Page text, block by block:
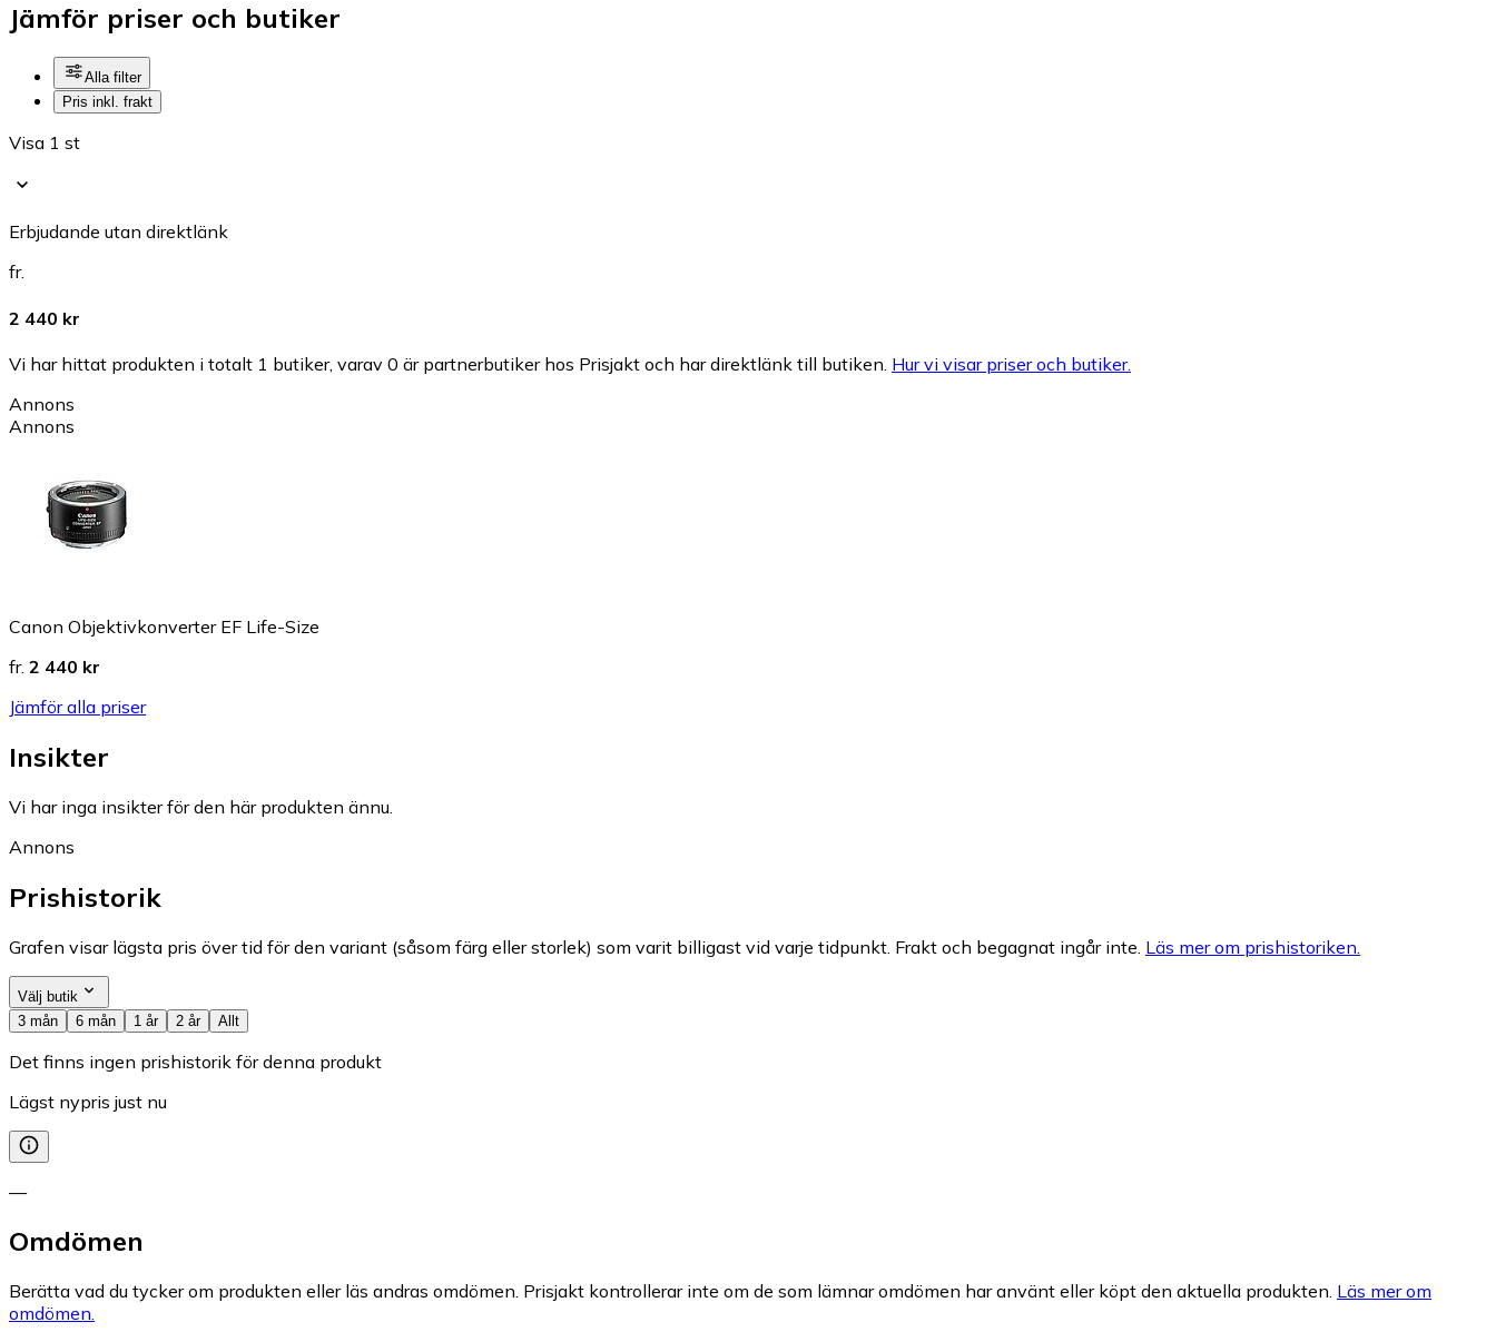
Jämför priser och butiker
Alla filter
Pris inkl. frakt
Visa 1 st
Erbjudande utan direktlänk
fr.
2 440 kr
Vi har hittat produkten i totalt 1 butiker, varav 0 är partnerbutiker hos Prisjakt och har direktlänk till butiken. Hur vi visar priser och butiker.
Annons
Annons
Canon Objektivkonverter EF Life-Size
fr. 2 440 kr
Jämför alla priser
Insikter
Vi har inga insikter för den här produkten ännu.
Annons
Prishistorik
Grafen visar lägsta pris över tid för den variant (såsom färg eller storlek) som varit billigast vid varje tidpunkt. Frakt och begagnat ingår inte. Läs mer om prishistoriken.
Välj butik
3 mån
6 mån 1 år 2 år Allt
Det finns ingen prishistorik för denna produkt
Lägst nypris just nu
—
Omdömen
Berätta vad du tycker om produkten eller läs andras omdömen. Prisjakt kontrollerar inte om de som lämnar omdömen har använt eller köpt den aktuella produkten. Läs mer om
omdömen.